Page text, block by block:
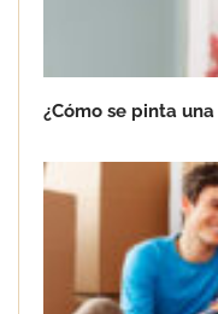
¿Cómo se pinta